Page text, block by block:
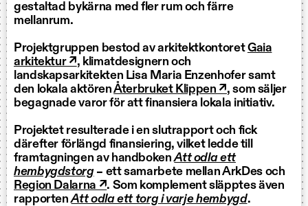
gestaltad bykärna med fler rum och färre
mellanrum.
Projektgruppen bestod av arkitektkontoretGaia
arkitektur ↗, klimatdesignern och
landskapsarkitekten Lisa Maria Enzenhofer samt
den lokala aktörenÅterbruket Klippen ↗, som säljer
begagnade varor för att finansiera lokala initiativ.
Projektet resulterade i en slutrapport och fick
därefter förlängd finansiering, vilket ledde till
framtagningen av handbokenAtt odla ett
hembygdstorg– ett samarbete mellan ArkDes och
Region Dalarna ↗. Som komplement släpptes även
rapportenAtt odla ett torg i varje hembygd.